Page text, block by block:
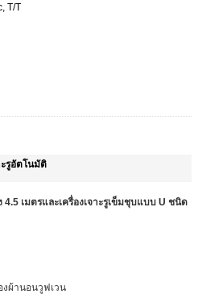
T/T
ะรูอัตโนมัติ
4.5 เมตรและเครื่องเจาะรูเข็มชุบแบบ U ชนิด
งผ้านอนวูฟเวน